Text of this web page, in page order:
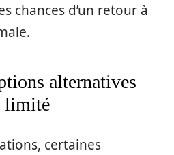
chances d’un retour à
alternatives
limité
certaines